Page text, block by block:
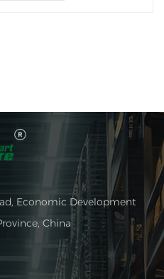
Economic Development
China